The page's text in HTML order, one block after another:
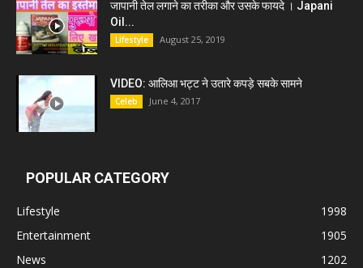
जापानी तेल लगाने का तरीका और उसके फायदे । Japani
Oil...
Lifestyle August 25, 2019
VIDEO: आलिआ भट्ट ने उतारे कपड़े सबके सामने
Celeb June 4, 2017
POPULAR CATEGORY
Lifestyle
1998
Entertainment
1905
News
1202